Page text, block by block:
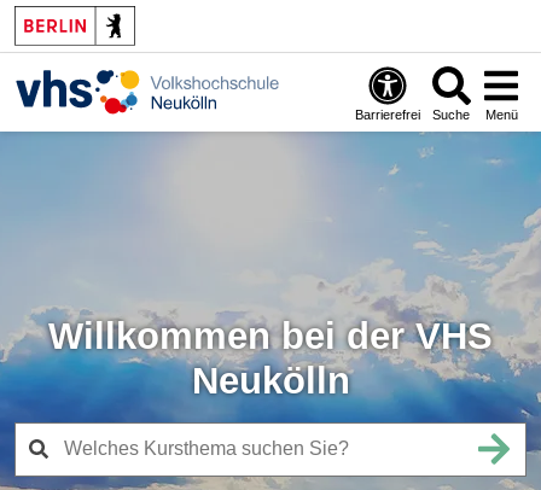
Barrierefrei Suche Menü
Willkommen bei der VHS
Neukölln